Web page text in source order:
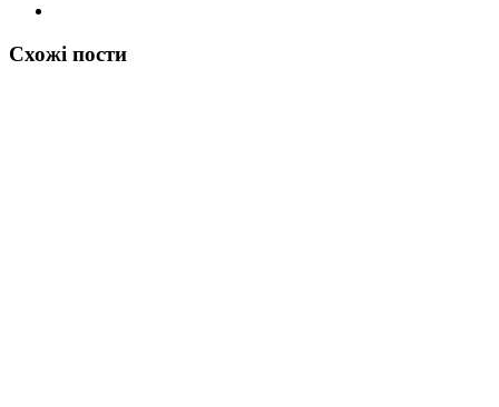
Схожі пости